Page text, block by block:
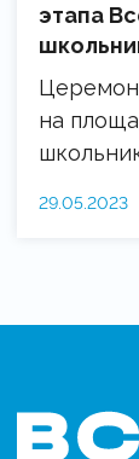
этапа
на
29.05.2023